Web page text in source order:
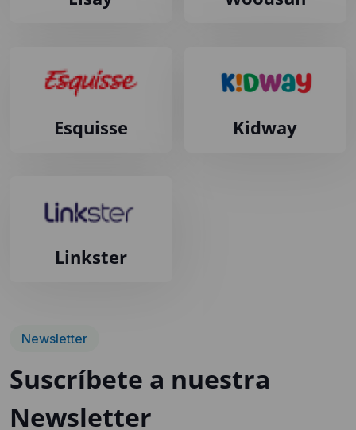
Esquisse Kidway
Linkster
Newsletter
Suscríbete a nuestra
Newsletter